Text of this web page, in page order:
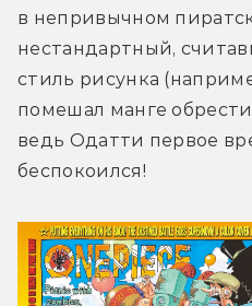
в непривычном
нестандартный,
стиль рисунка
помешал манге
ведь Одатти первое
беспокоился!